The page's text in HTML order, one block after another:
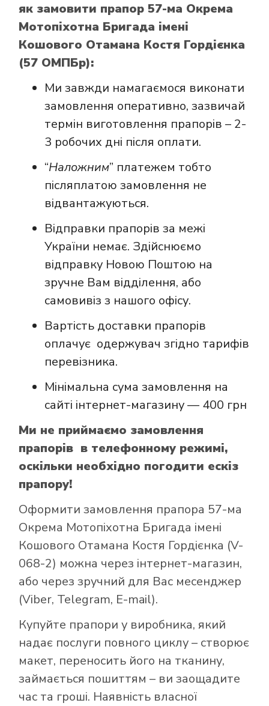
як замовити прапор 57-ма Окрема
Мотопіхотна Бригада імені
Кошового Отамана Костя Гордієнка
(57 ОМПБр):
Ми завжди намагаємося виконати
замовлення оперативно, зазвичай
термін виготовлення прапорів – 2-
3 робочих дні після оплати.
“Наложним” платежем тобто
післяплатою замовлення не
відвантажуються.
Відправки прапорів за межі
України немає. Здійснюємо
відправку Новою Поштою на
зручне Вам відділення, або
самовивіз з нашого офісу.
Вартість доставки прапорів
оплачує одержувач згідно тарифів
перевізника.
Мінімальна сума замовлення на
сайті інтернет-магазину — 400 грн
Ми не приймаємо замовлення
прапорів в телефонному режимі,
оскільки необхідно погодити ескіз
прапору!
Оформити замовлення прапора 57-ма
Окрема Мотопіхотна Бригада імені
Кошового Отамана Костя Гордієнка (V-
068-2) можна через інтернет-магазин,
або через зручний для Вас месенджер
(Viber, Telegram, E-mail).
Купуйте прапори у виробника, який
надає послуги повного циклу – створює
макет, переносить його на тканину,
займається пошиттям – ви заощадите
час та гроші. Наявність власної